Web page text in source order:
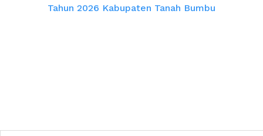
Tahun 2026 Kabupaten Tanah Bumbu